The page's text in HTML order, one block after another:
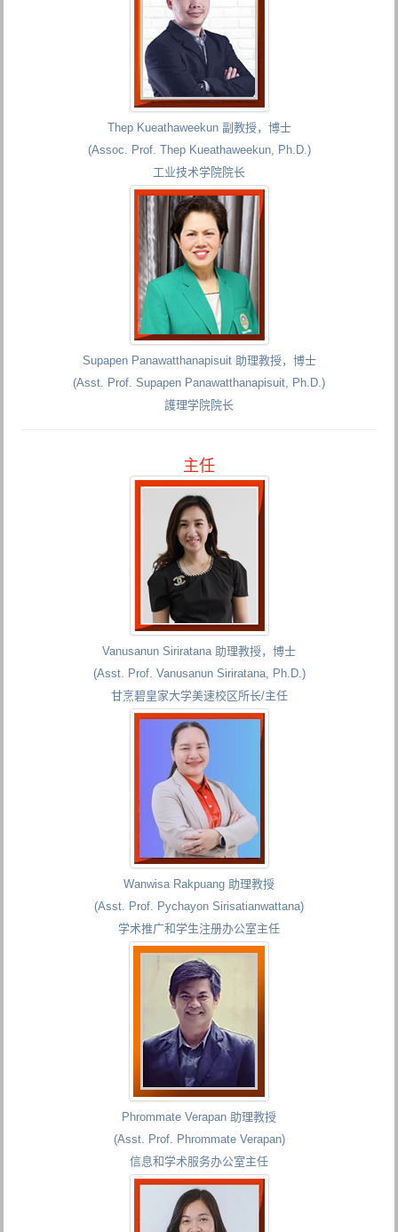
Thep Kueathaweekun 副教授，博士
(Assoc. Prof. Thep Kueathaweekun, Ph.D.)
工业技术学院院长
Supapen Panawatthanapisuit 助理教授，博士
(Asst. Prof. Supapen Panawatthanapisuit, Ph.D.)
護理学院院长
主任
Vanusanun Siriratana 助理教授，博士
(Asst. Prof. Vanusanun Siriratana, Ph.D.)
甘烹碧皇家大学美速校区所长/主任
Wanwisa Rakpuang 助理教授
(Asst. Prof. Pychayon Sirisatianwattana)
学术推广和学生注册办公室主任
Phrommate Verapan 助理教授
(Asst. Prof. Phrommate Verapan)
信息和学术服务办公室主任